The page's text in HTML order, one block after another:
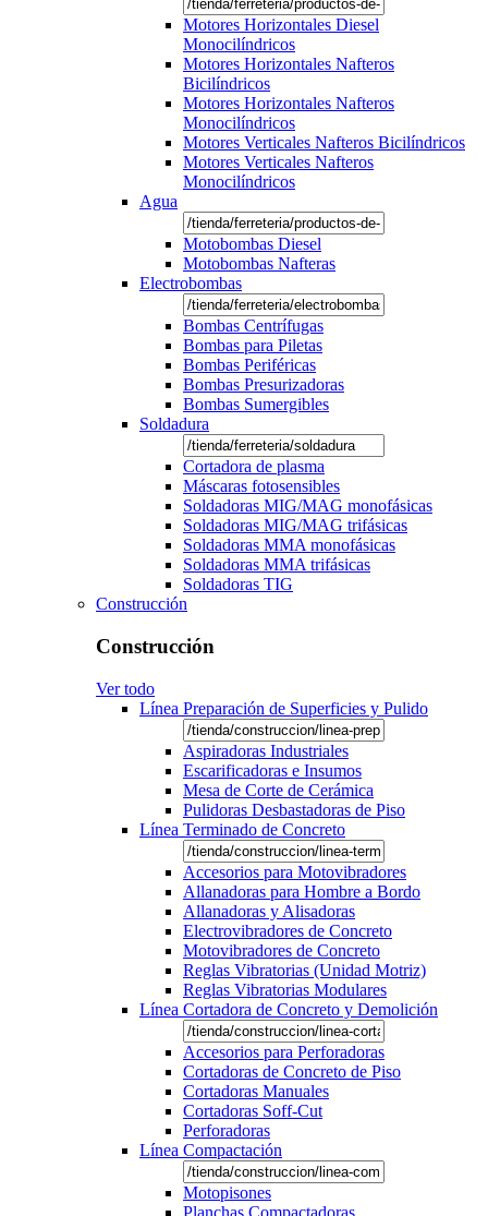
Motores Horizontales Diesel
Monocilíndricos
Motores Horizontales Nafteros
Bicilíndricos
Motores Horizontales Nafteros
Monocilíndricos
Motores Verticales Nafteros Bicilíndricos
Motores Verticales Nafteros
Monocilíndricos
Agua
Motobombas Diesel
Motobombas Nafteras
Electrobombas
Bombas Centrífugas
Bombas para Piletas
Bombas Periféricas
Bombas Presurizadoras
Bombas Sumergibles
Soldadura
Cortadora de plasma
Máscaras fotosensibles
Soldadoras MIG/MAG monofásicas
Soldadoras MIG/MAG trifásicas
Soldadoras MMA monofásicas
Soldadoras MMA trifásicas
Soldadoras TIG
Construcción
Construcción
Ver todo
Línea Preparación de Superficies y Pulido
Aspiradoras Industriales
Escarificadoras e Insumos
Mesa de Corte de Cerámica
Pulidoras Desbastadoras de Piso
Línea Terminado de Concreto
Accesorios para Motovibradores
Allanadoras para Hombre a Bordo
Allanadoras y Alisadoras
Electrovibradores de Concreto
Motovibradores de Concreto
Reglas Vibratorias (Unidad Motriz)
Reglas Vibratorias Modulares
Línea Cortadora de Concreto y Demolición
Accesorios para Perforadoras
Cortadoras de Concreto de Piso
Cortadoras Manuales
Cortadoras Soff-Cut
Perforadoras
Línea Compactación
Motopisones
Planchas Compactadoras